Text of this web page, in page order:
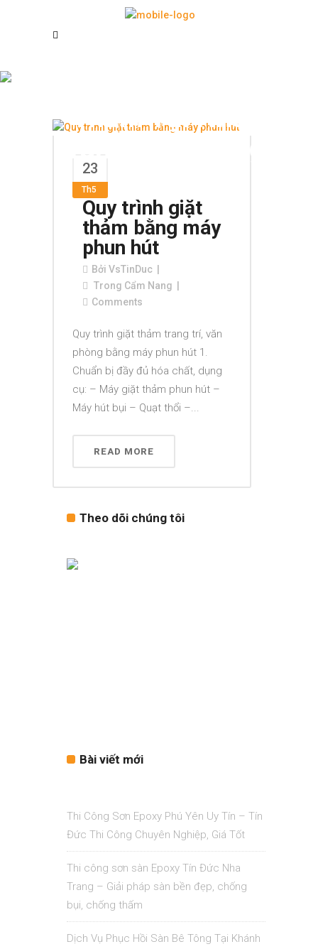
Thảm Tại Nha
Trang Uy Tín Tag
23
Th5
Quy trình giặt
thảm bằng máy
phun hút
Bởi VsTinDuc
Trong Cẩm Nang
Comments
Quy trình giặt thảm trang trí, văn
phòng bằng máy phun hút 1.
Chuẩn bị đầy đủ hóa chất, dụng
cụ: – Máy giặt thảm phun hút –
Máy hút bụi – Quạt thổi –...
READ MORE
Theo dõi chúng tôi
Bài viết mới
Thi Công Sơn Epoxy Phú Yên Uy Tín – Tín
Đức Thi Công Chuyên Nghiệp, Giá Tốt
Thi công sơn sàn Epoxy Tín Đức Nha
Trang – Giải pháp sàn bền đẹp, chống
bụi, chống thấm
Dịch Vụ Phục Hồi Sàn Bê Tông Tại Khánh